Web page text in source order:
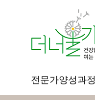
전문가양성과정